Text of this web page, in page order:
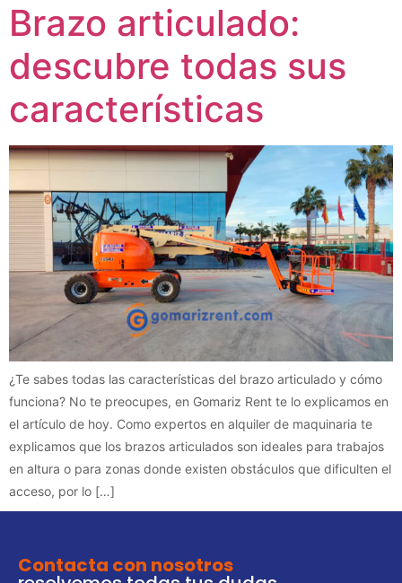
Brazo articulado:
descubre todas sus
características
¿Te sabes todas las características del brazo articulado y cómo
funciona? No te preocupes, en Gomariz Rent te lo explicamos en
el artículo de hoy. Como expertos en alquiler de maquinaria te
explicamos que los brazos articulados son ideales para trabajos
en altura o para zonas donde existen obstáculos que dificulten el
acceso, por lo […]
Contacta con nosotros